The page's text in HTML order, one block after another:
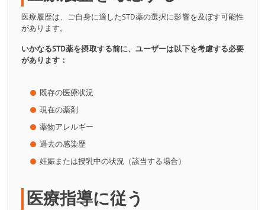
医療履歴は、ご自身に適したSTD薬の選択に影響を及ぼす可能性
があります。
いかなるSTD薬を摂取する前に、ユーザーは以下を考慮する必要
があります：
既存の医療状況
現在の薬剤
薬物アレルギー
過去の感染歴
妊娠または授乳中の状況（該当する場合）
医療指導に従う